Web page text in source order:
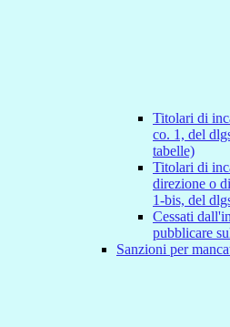
Titolari di
co. 1, del
tabelle)
Titolari di
direzione o
1-bis, del
Cessati
pubblicare
Sanzioni per